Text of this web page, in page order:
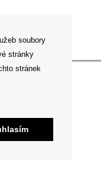
soubory
stránky
stránek